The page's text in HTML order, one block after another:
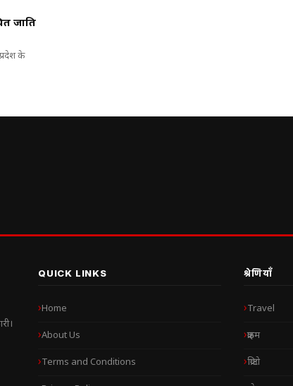
जाति
के
QUICK LINKS
Home
About Us
Terms and Conditions
श्रेणियाँ
Travel
क्राइम
क्रिप्टो